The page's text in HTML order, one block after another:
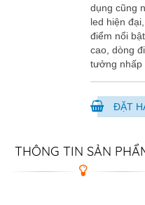
dụng cũng
led hiện
điểm nổi
cao, dòng
tưởng nhấp
ĐẶT
THÔNG TIN SẢN